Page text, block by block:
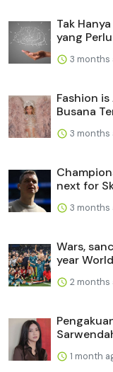
Tak
yang Perlu
3 months
Fashion
Busana
3 months
next for
3 months
Wars,
year
2 months
1 month